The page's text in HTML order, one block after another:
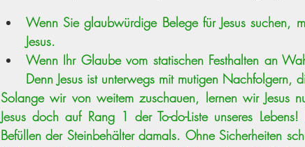
Wenn Sie glaubwürdige Belege für Jesus suchen,
Jesus.
Wenn Ihr Glaube vom statischen Festhalten an
Denn Jesus ist unterwegs mit mutigen Nachfolgern,
Solange wir von weitem zuschauen, lernen wir Jesus
Jesus doch auf Rang 1 der To-do-Liste unseres
Befüllen der Steinbehälter damals. Ohne Sicherheiten